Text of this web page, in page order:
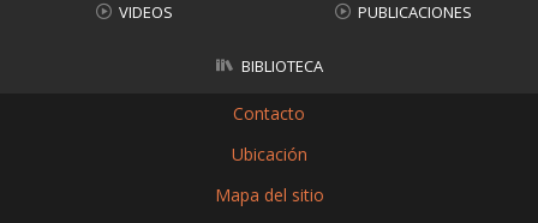
VIDEOS PUBLICACIONES
BIBLIOTECA
Contacto
Ubicación
Mapa del sitio